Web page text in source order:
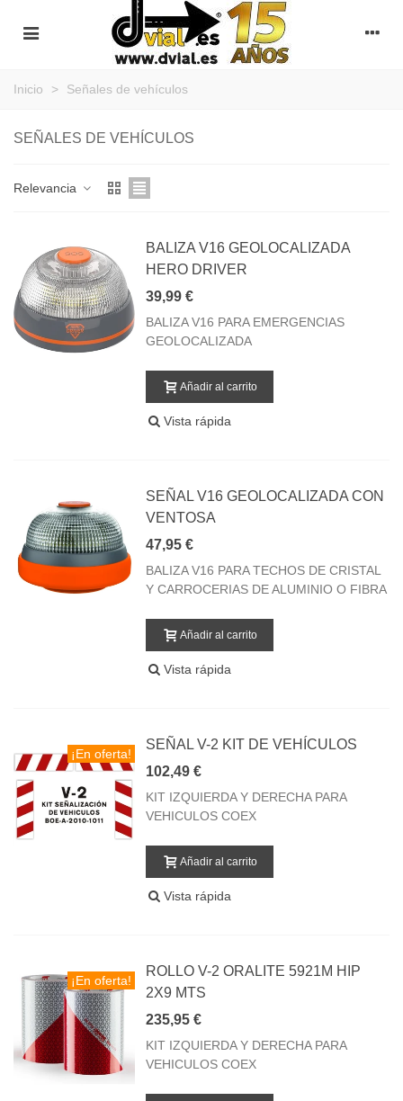
Inicio > Señales de vehículos
SEÑALES DE VEHÍCULOS
Relevancia
BALIZA V16 GEOLOCALIZADA
HERO DRIVER
39,99 €
BALIZA V16 PARA EMERGENCIAS
GEOLOCALIZADA
Añadir al carrito
Vista rápida
SEÑAL V16 GEOLOCALIZADA CON
VENTOSA
47,95 €
BALIZA V16 PARA TECHOS DE CRISTAL
Y CARROCERIAS DE ALUMINIO O FIBRA
Añadir al carrito
Vista rápida
¡En oferta!
SEÑAL V-2 KIT DE VEHÍCULOS
102,49 €
KIT IZQUIERDA Y DERECHA PARA
VEHICULOS COEX
Añadir al carrito
Vista rápida
¡En oferta!
ROLLO V-2 ORALITE 5921M HIP
2X9 MTS
235,95 €
KIT IZQUIERDA Y DERECHA PARA
VEHICULOS COEX